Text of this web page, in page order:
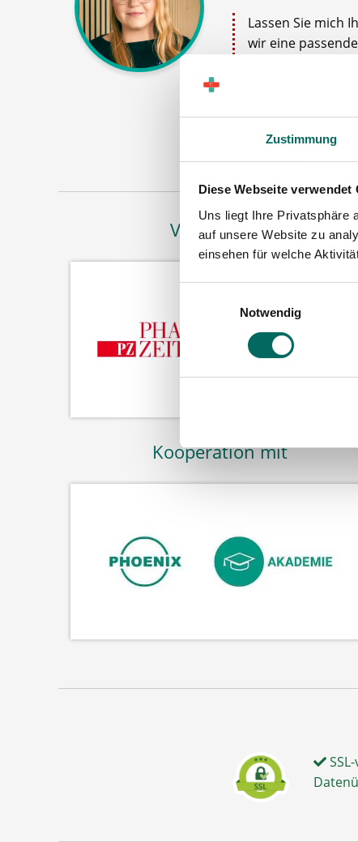
Zustimmung
Diese Webseite verwendet
Uns liegt Ihre Privatsphäre
auf unsere Website zu
einsehen für welche
Notwendig
Lassen Sie mich
wir eine
Vertreten in
Kooperation mit